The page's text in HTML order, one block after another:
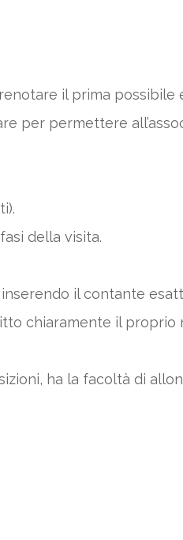
il prima possibile
per permettere
della visita.
il contante
chiaramente il proprio
ha la facoltà di